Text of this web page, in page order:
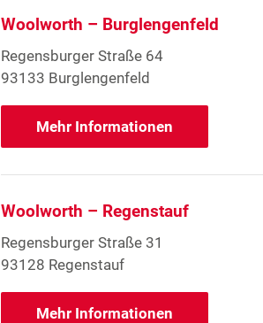
Woolworth – Burglengenfeld
Regensburger Straße 64
93133 Burglengenfeld
Mehr Informationen
Woolworth – Regenstauf
Regensburger Straße 31
93128 Regenstauf
Mehr Informationen